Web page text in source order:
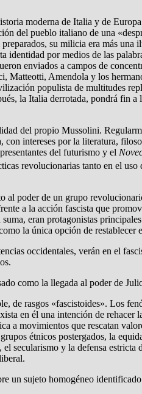
moderna de Italia y de
del pueblo italiano de una
su milicia era más
por medios de las
enviados a campos de
Amendola y los
populista de multitudes
la Italia derrotada, pondrá fin
del propio Mussolini.
intereses por la literatura,
del futurismo y el
revolucionarias tanto en el
poder de un grupo
a la acción fascista que
eran protagonistas
la única opción de restablecer
occidentales, verán en el
como la llegada al poder de
de rasgos «fascistoides». Los
en él una intención de
a movimientos que rescatan
étnicos postergados, la
y la defensa
un sujeto homogéneo